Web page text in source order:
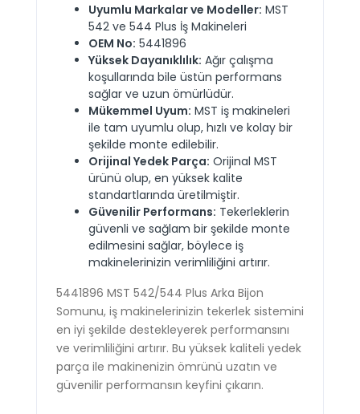
Uyumlu Markalar ve Modeller: MST
542 ve 544 Plus İş Makineleri
OEM No: 5441896
Yüksek Dayanıklılık: Ağır çalışma
koşullarında bile üstün performans
sağlar ve uzun ömürlüdür.
Mükemmel Uyum: MST iş makineleri
ile tam uyumlu olup, hızlı ve kolay bir
şekilde monte edilebilir.
Orijinal Yedek Parça: Orijinal MST
ürünü olup, en yüksek kalite
standartlarında üretilmiştir.
Güvenilir Performans: Tekerleklerin
güvenli ve sağlam bir şekilde monte
edilmesini sağlar, böylece iş
makinelerinizin verimliliğini artırır.
5441896 MST 542/544 Plus Arka Bijon
Somunu, iş makinelerinizin tekerlek sistemini
en iyi şekilde destekleyerek performansını
ve verimliliğini artırır. Bu yüksek kaliteli yedek
parça ile makinenizin ömrünü uzatın ve
güvenilir performansın keyfini çıkarın.